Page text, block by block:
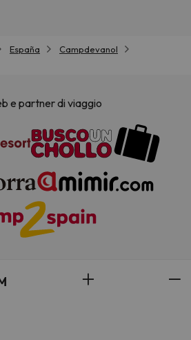
España
Campdevanol
e partner di viaggio